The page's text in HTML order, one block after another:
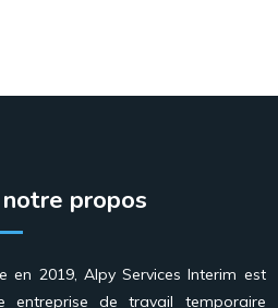
propos
en 2019, Alpy Services Interim est
entreprise de travail temporaire